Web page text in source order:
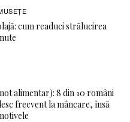
cum readuci strălucirea
alimentar): 8 din 10 români
frecvent la mâncare, însă